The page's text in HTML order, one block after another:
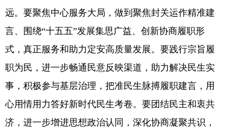
远。要聚焦中心服务大局，做到聚焦封关运作精准建
言、围绕“十五五”发展集思广益、创新协商履职形
式，真正服务和助力定安高质量发展。要践行宗旨履
职为民，进一步畅通民意反映渠道，助力解决民生实
事，积极参与基层治理，把准民生脉搏履职建言，用
心用情用力答好新时代民生考卷。要团结民主和衷共
济，进一步增进思想政治认同，深化协商凝聚共识，